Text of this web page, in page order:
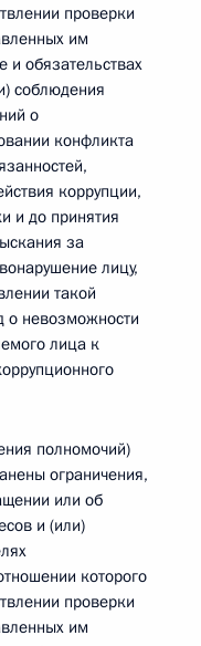
проверки
им
и обязательствах
соблюдения
о
конфликта
коррупции,
и до принятия
за
лицу,
такой
о невозможности
лица к
полномочий)
ограничения,
или об
и (или)
которого
проверки
им